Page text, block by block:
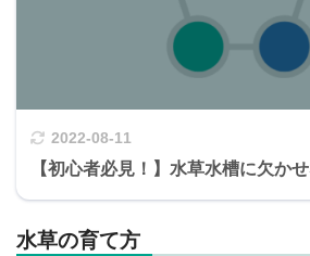
2022-08-11
【初心者必見！】水草水槽に欠か
水草の育て方